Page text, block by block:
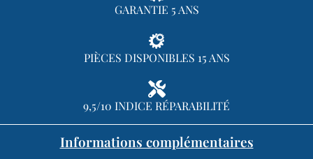
GARANTIE 5 ANS
PIÈCES DISPONIBLES 15 ANS
9,5/10 INDICE RÉPARABILITÉ
Informations complémentaires